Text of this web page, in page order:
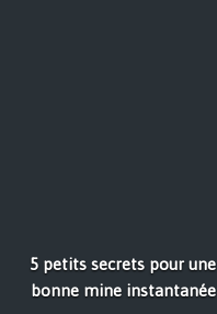
5 petits secrets pour une
bonne mine instantanée